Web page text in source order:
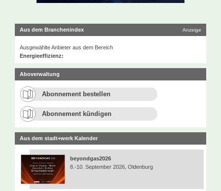
Aus dem Branchenindex Anzeige
Ausgewählte Anbieter aus dem Bereich
Energieeffizienz:
Aboverwaltung
Abonnement bestellen
Abonnement kündigen
Aus dem stadt+werk Kalender
beyondgas2026
8.-10. September 2026, Oldenburg